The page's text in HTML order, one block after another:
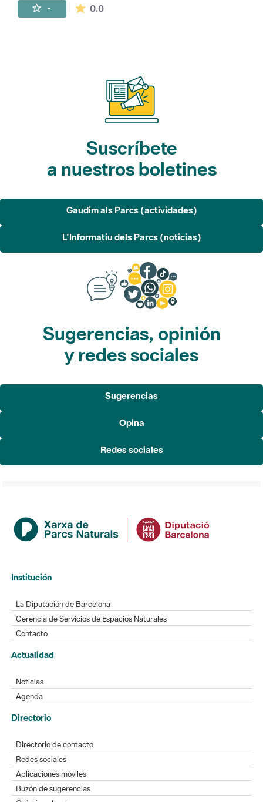
- 0.0La valoración media es de 0 estrellas de
Suscríbete
a nuestros boletines
Gaudim als Parcs (actividades)
L'Informatiu dels Parcs (noticias)
Sugerencias, opinión
y redes sociales
Sugerencias
Opina
Redes sociales
Institución
La Diputación de Barcelona
Gerencia de Servicios de Espacios Naturales
Contacto
Actualidad
Noticias
Agenda
Directorio
Directorio de contacto
Redes sociales
Aplicaciones móviles
Buzón de sugerencias